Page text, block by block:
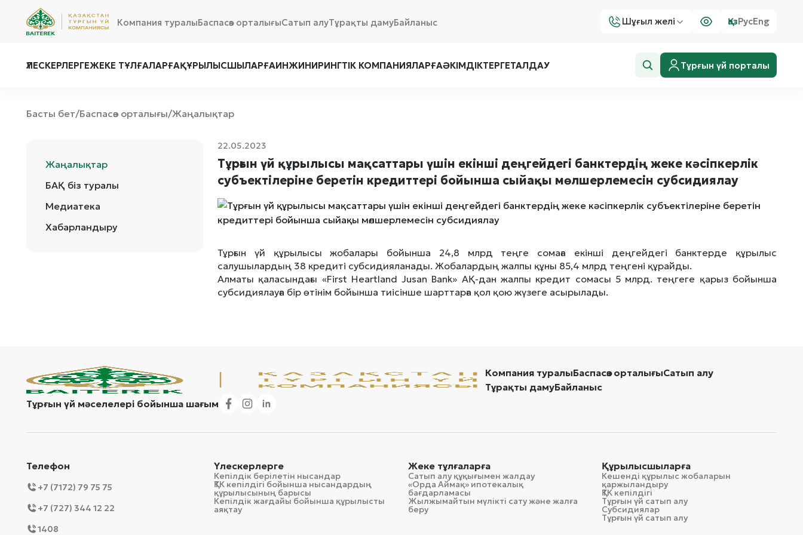
Компания туралыБаспасөз орталығыСатып алуТұрақты дамуБайланыс Шұғыл желі ҚазРусEng
ҮЛЕСКЕРЛЕРГЕЖЕКЕ ТҰЛҒАЛАРҒАҚҰРЫЛЫСШЫЛАРҒАИНЖИНИРИНГТІК КОМПАНИЯЛАРҒАӘКІМДІКТЕРГЕТАЛДАУ Тұрғын үй порталы
Басты бет/Баспасөз орталығы/Жаңалықтар
Жаңалықтар
БАҚ біз туралы
Медиатека
Хабарландыру
22.05.2023
Тұрғын үй құрылысы мақсаттары үшін екінші деңгейдегі банктердің жеке кәсіпкерлік
субъектілеріне беретін кредиттері бойынша сыйақы мөлшерлемесін субсидиялау
Тұрғын үй құрылысы жобалары бойынша 24,8 млрд теңге сомаға екінші деңгейдегі банктерде құрылыс
салушылардың 38 кредиті субсидияланады. Жобалардың жалпы құны 85,4 млрд теңгені құрайды.
Алматы қаласындағы «First Heartland Jusan Bank» АҚ-дан жалпы кредит сомасы 5 млрд. теңгеге қарыз бойынша
субсидиялауға бір өтінім бойынша тиісінше шарттарға қол қою жүзеге асырылады.
Компания туралыБаспасөз орталығыСатып алу
Тұрақты дамуБайланыс
Тұрғын үй мәселелері бойынша шағым
Телефон
+7 (7172) 79 75 75
+7 (727) 344 12 22
1408
Үлескерлерге
Кепілдік берілетін нысандар
ҚТК кепілдігі бойынша нысандардың
құрылысының барысы
Кепілдік жағдайы бойынша құрылысты
аяқтау
Жеке тұлғаларға
Сатып алу құқығымен жалдау
«Орда Аймақ» ипотекалық
бағдарламасы
Жылжымайтын мүлікті сату және жалға
беру
Құрылысшыларға
Кешенді құрылыс жобаларын
қаржыландыру
ҚТК кепілдігі
Тұрғын үй сатып алу
Субсидиялар
Тұрғын үй сатып алу